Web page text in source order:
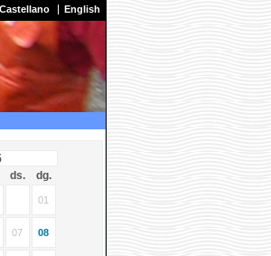
Castellano English
ds. dg.
01
07 08